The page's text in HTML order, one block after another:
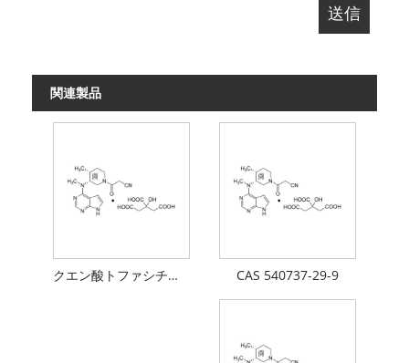
関連製品
クエン酸トファシチニブ API CAS 540737-29-9